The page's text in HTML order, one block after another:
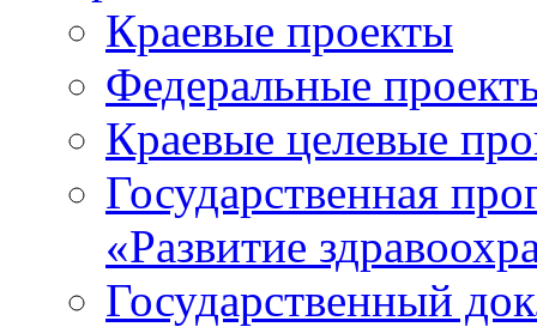
Краевые проекты
Федеральные
Краевые целевые
Государственная
«Развитие
Государственный